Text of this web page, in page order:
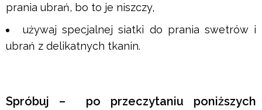
prania ubrań, bo to je niszczy,
używaj specjalnej siatki do prania swetrów i
ubrań z delikatnych tkanin.
Spróbuj – po przeczytaniu poniższych